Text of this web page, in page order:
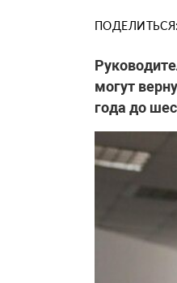
ПОДЕЛИТЬСЯ:
могут
года до